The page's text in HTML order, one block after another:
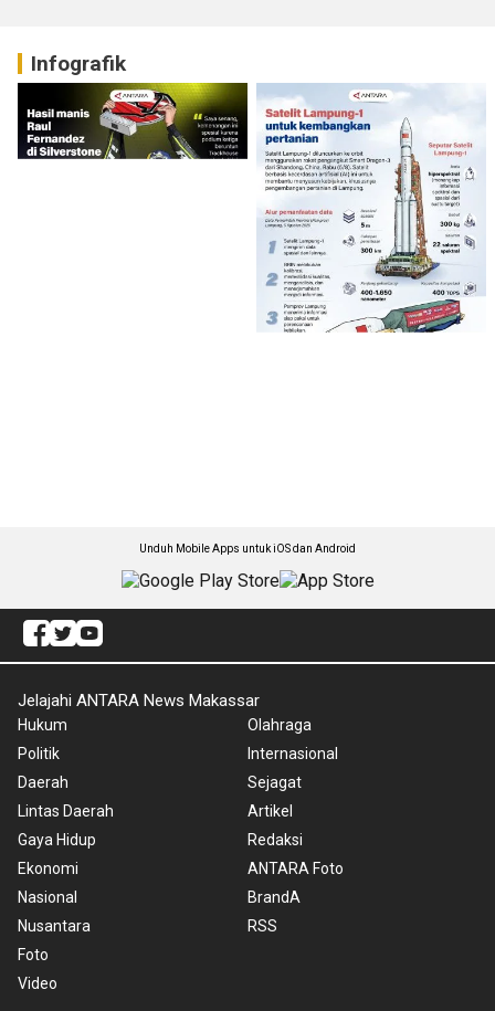
Infografik
Unduh Mobile Apps untuk iOS dan Android
Jelajahi ANTARA News Makassar
Hukum
Politik
Daerah
Lintas Daerah
Gaya Hidup
Ekonomi
Nasional
Nusantara
Foto
Video
Olahraga
Internasional
Sejagat
Artikel
Redaksi
ANTARA Foto
BrandA
RSS